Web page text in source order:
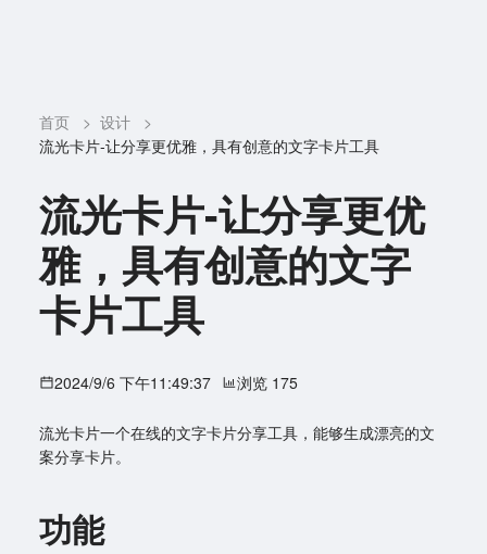
首页 > 设计
>
流光卡片-让分享更优雅，具有创意的文字卡片工具
流光卡片-让分享更优
雅，具有创意的文字
卡片工具
2024/9/6 下午11:49:37 浏览 175
流光卡片一个在线的文字卡片分享工具，能够生成漂亮的文
案分享卡片。
功能